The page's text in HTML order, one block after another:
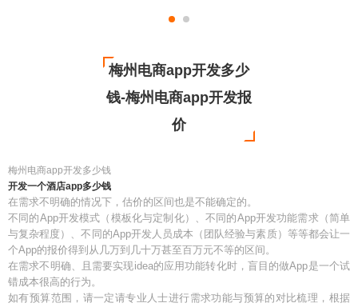
梅州电商app开发多少
钱-梅州电商app开发报
价
梅州电商app开发多少钱
开发一个酒店app多少钱
在需求不明确的情况下，估价的区间也是不能确定的。
不同的App开发模式（模板化与定制化）、不同的App开发功能需求（简单
与复杂程度）、不同的App开发人员成本（团队经验与素质）等等都会让一
个App的报价得到从几万到几十万甚至百万元不等的区间。
在需求不明确、且需要实现idea的应用功能转化时，盲目的做App是一个试
错成本很高的行为。
如有预算范围，请一定请专业人士进行需求功能与预算的对比梳理，根据